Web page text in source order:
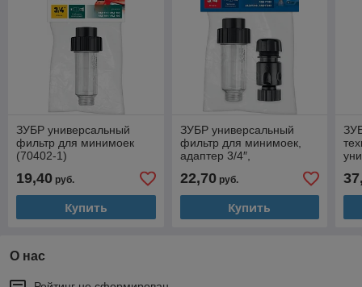
ЗУБР универсальный
фильтр для минимоек
(70402-1)
19,40 руб.
Купить
ЗУБР универсальный
фильтр для минимоек,
адаптер 3/4″,
Профессионал (70402-2)
22,70руб.
Купить
О нас